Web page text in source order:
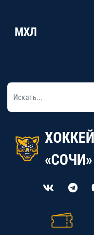
МХЛ
«СОЧИ»